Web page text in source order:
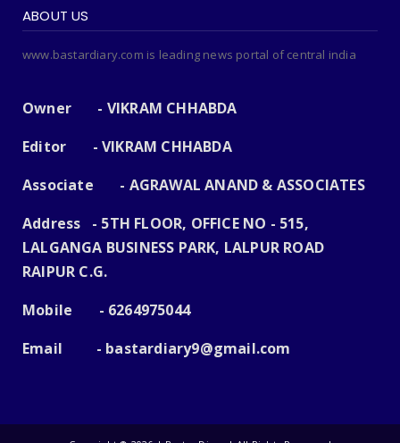
ABOUT US
www.bastardiary.com is leading news portal of central india
Owner - VIKRAM CHHABDA
Editor - VIKRAM CHHABDA
Associate - AGRAWAL ANAND & ASSOCIATES
Address - 5TH FLOOR, OFFICE NO - 515,
LALGANGA BUSINESS PARK, LALPUR ROAD
RAIPUR C.G.
Mobile - 6264975044
Email - bastardiary9@gmail.com